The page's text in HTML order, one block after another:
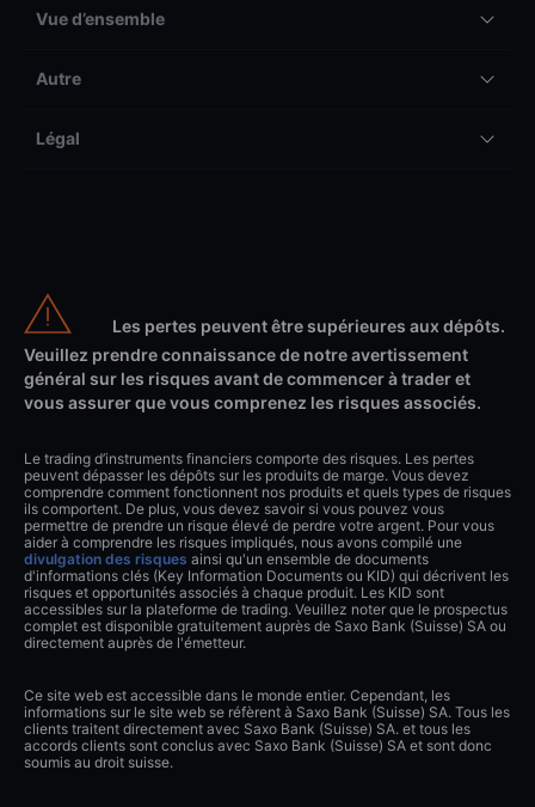
Vue d’ensemble
Autre
Légal
Les pertes peuvent être supérieures aux dépôts.
Veuillez prendre connaissance de notre avertissement
général sur les risques avant de commencer à trader et
vous assurer que vous comprenez les risques associés.
Le trading d’instruments financiers comporte des risques. Les pertes
peuvent dépasser les dépôts sur les produits de marge. Vous devez
comprendre comment fonctionnent nos produits et quels types de risques
ils comportent. De plus, vous devez savoir si vous pouvez vous
permettre de prendre un risque élevé de perdre votre argent. Pour vous
aider à comprendre les risques impliqués, nous avons compilé une
divulgation des risques ainsi qu'un ensemble de documents
d'informations clés (Key Information Documents ou KID) qui décrivent les
risques et opportunités associés à chaque produit. Les KID sont
accessibles sur la plateforme de trading. Veuillez noter que le prospectus
complet est disponible gratuitement auprès de Saxo Bank (Suisse) SA ou
directement auprès de l'émetteur.
Ce site web est accessible dans le monde entier. Cependant, les
informations sur le site web se réfèrent à Saxo Bank (Suisse) SA. Tous les
clients traitent directement avec Saxo Bank (Suisse) SA. et tous les
accords clients sont conclus avec Saxo Bank (Suisse) SA et sont donc
soumis au droit suisse.